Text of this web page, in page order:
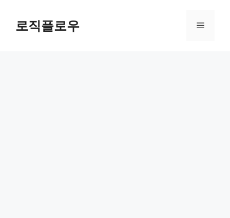
content로직플로우 Menu